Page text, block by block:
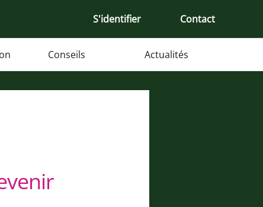
S'identifier Contact
Conseils Actualités